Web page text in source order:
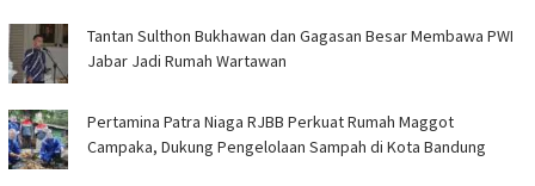
Tantan Sulthon Bukhawan dan Gagasan Besar Membawa PWI
Jabar Jadi Rumah Wartawan
Pertamina Patra Niaga RJBB Perkuat Rumah Maggot
Campaka, Dukung Pengelolaan Sampah di Kota Bandung